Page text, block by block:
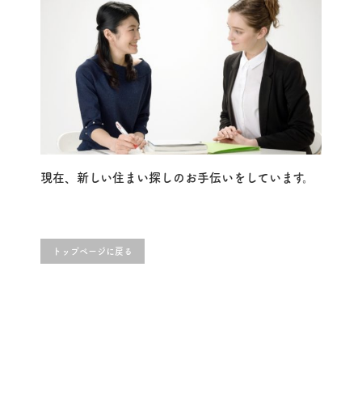
現在、新しい住まい探しのお手伝いをしています。
トップページに戻る